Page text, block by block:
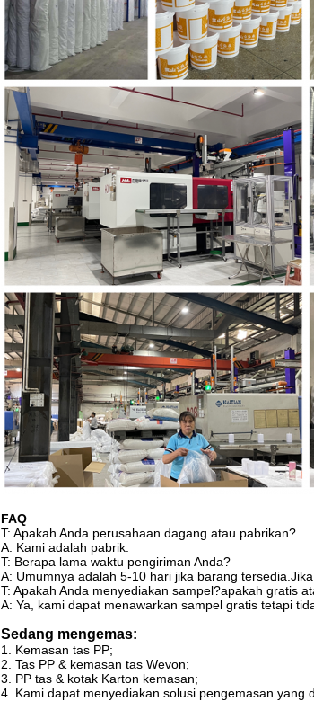
FAQ
T: Apakah Anda perusahaan dagang atau pabrikan?
A: Kami adalah pabrik.
T: Berapa lama waktu pengiriman Anda?
A: Umumnya adalah 5-10 hari jika barang
T: Apakah Anda menyediakan sampel?apakah gratis
A: Ya, kami dapat menawarkan sampel gratis tetapi
Sedang mengemas:
1. Kemasan tas PP;
2. Tas PP & kemasan tas Wevon;
3. PP tas & kotak Karton kemasan;
4. Kami dapat menyediakan solusi pengemasan yang